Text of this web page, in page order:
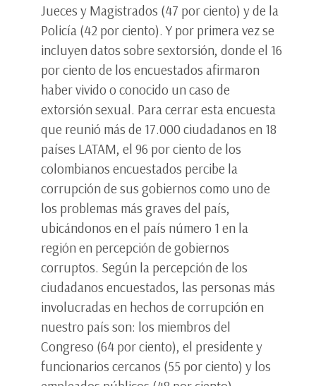
Jueces y Magistrados (47 por ciento) y de la
Policía (42 por ciento). Y por primera vez se
incluyen datos sobre sextorsión, donde el 16
por ciento de los encuestados afirmaron
haber vivido o conocido un caso de
extorsión sexual. Para cerrar esta encuesta
que reunió más de 17.000 ciudadanos en 18
países LATAM, el 96 por ciento de los
colombianos encuestados percibe la
corrupción de sus gobiernos como uno de
los problemas más graves del país,
ubicándonos en el país número 1 en la
región en percepción de gobiernos
corruptos. Según la percepción de los
ciudadanos encuestados, las personas más
involucradas en hechos de corrupción en
nuestro país son: los miembros del
Congreso (64 por ciento), el presidente y
funcionarios cercanos (55 por ciento) y los